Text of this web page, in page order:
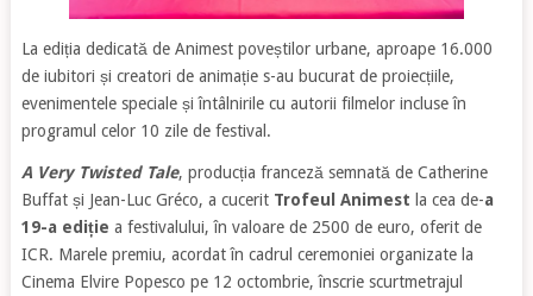
La ediția dedicată de Animest poveștilor urbane, aproape 16.000
de iubitori și creatori de animație s-au bucurat de proiecțiile,
evenimentele speciale și întâlnirile cu autorii filmelor incluse în
programul celor 10 zile de festival.
A Very Twisted Tale, producția franceză semnată de Catherine
Buffat și Jean-Luc Gréco, a cuceritTrofeul Animest la cea de-a
19-a ediție a festivalului, în valoare de 2500 de euro, oferit de
ICR. Marele premiu, acordat în cadrul ceremoniei organizate la
Cinema Elvire Popesco pe 12 octombrie, înscrie scurtmetrajul